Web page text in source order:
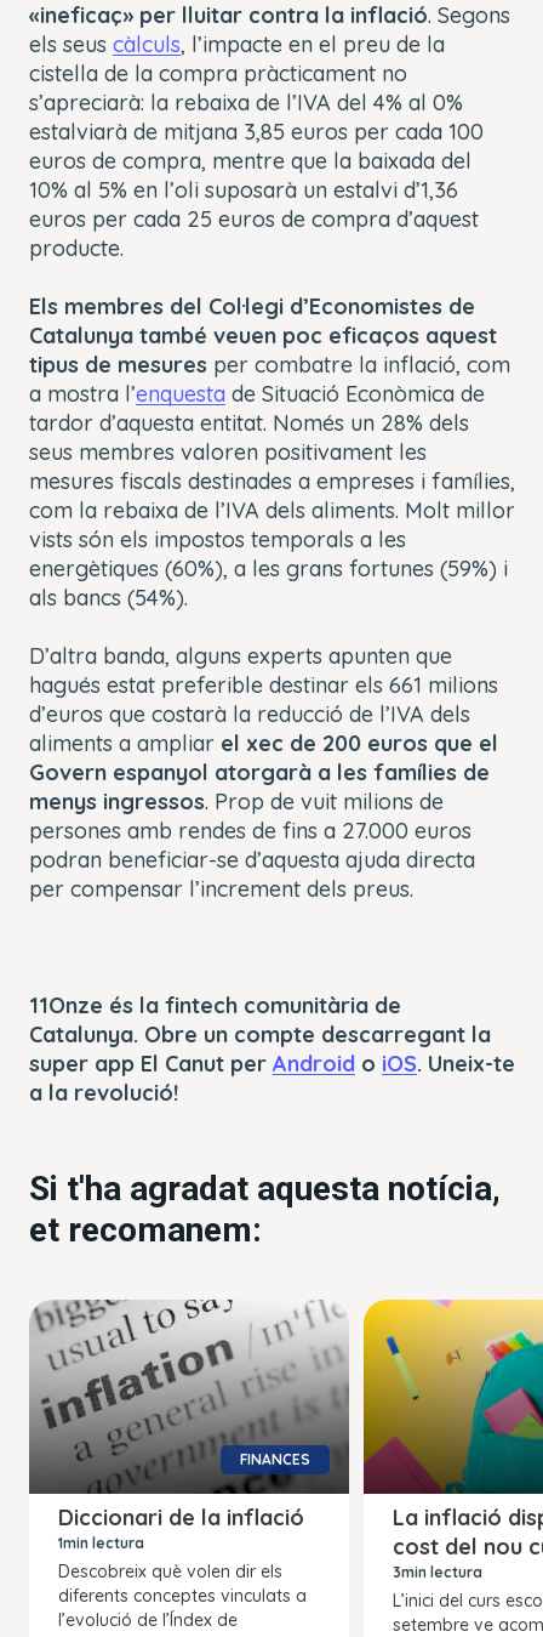
«ineficaç» per lluitar contra la inflació. Segons
els seus càlculs, l’impacte en el preu de la
cistella de la compra pràcticament no
s’apreciarà: la rebaixa de l’IVA del 4% al 0%
estalviarà de mitjana 3,85 euros per cada 100
euros de compra, mentre que la baixada del
10% al 5% en l’oli suposarà un estalvi d’1,36
euros per cada 25 euros de compra d’aquest
producte.
Els membres del Col·legi d’Economistes de
Catalunya també veuen poc eficaços aquest
tipus de mesures per combatre la inflació, com
a mostra l’enquesta de Situació Econòmica de
tardor d’aquesta entitat. Només un 28% dels
seus membres valoren positivament les
mesures fiscals destinades a empreses i famílies,
com la rebaixa de l’IVA dels aliments. Molt millor
vists són els impostos temporals a les
energètiques (60%), a les grans fortunes (59%) i
als bancs (54%).
D’altra banda, alguns experts apunten que
hagués estat preferible destinar els 661 milions
d’euros que costarà la reducció de l’IVA dels
aliments a ampliar el xec de 200 euros que el
Govern espanyol atorgarà a les famílies de
menys ingressos. Prop de vuit milions de
persones amb rendes de fins a 27.000 euros
podran beneficiar-se d’aquesta ajuda directa
per compensar l’increment dels preus.
11Onze és la fintech comunitària de
Catalunya. Obre un compte descarregant la
super app El Canut per Android o iOS. Uneix-te
a la revolució!
Si t'ha agradat aquesta notícia,
et recomanem:
FINANCES
Diccionari de la inflació
1min lectura
Descobreix què volen dir els
diferents conceptes vinculats a
l’evolució de l’Índex de
La inflació
cost del nou
3min lectura
L’inici del curs
setembre ve